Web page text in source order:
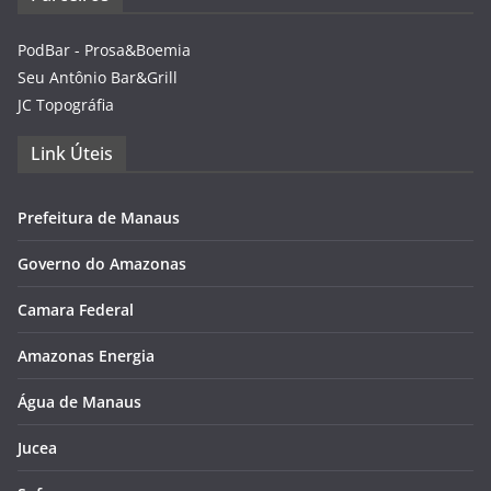
PodBar - Prosa&Boemia
Seu Antônio Bar&Grill
JC Topográfia
Link Úteis
Prefeitura de Manaus
Governo do Amazonas
Camara Federal
Amazonas Energia
Água de Manaus
Jucea